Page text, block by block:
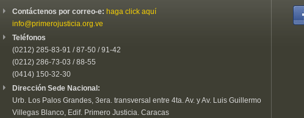
Contáctenos por correo-e: haga click aquí
info@primerojusticia.org.ve
Teléfonos
(0212) 285-83-91 / 87-50 / 91-42
(0212) 286-73-03 / 88-55
(0414) 150-32-30
Dirección Sede Nacional:
Urb. Los Palos Grandes, 3era. transversal entre 4ta. Av. y Av. Luis Guillermo
Villegas Blanco, Edif. Primero Justicia. Caracas